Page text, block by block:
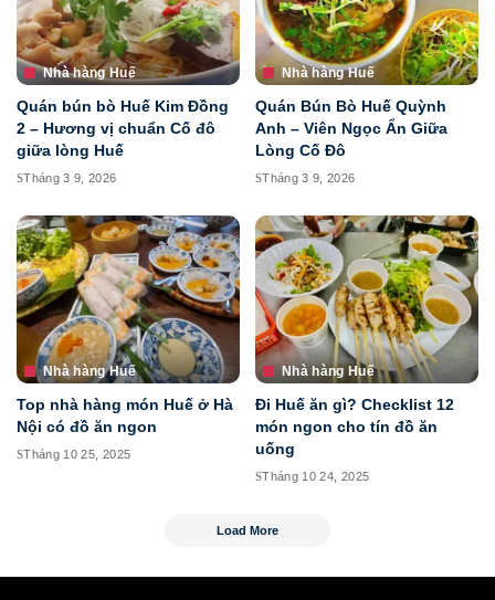
Nhà hàng Huế
Quán bún bò Huế Kim Đồng
2 – Hương vị chuẩn Cố đô
giữa lòng Huế
Tháng 3 9, 2026
Nhà hàng Huế
Quán Bún Bò Huế Quỳnh
Anh – Viên Ngọc Ẩn Giữa
Lòng Cố Đô
Tháng 3 9, 2026
Nhà hàng Huế
Top nhà hàng món Huế ở Hà
Nội có đồ ăn ngon
Tháng 10 25, 2025
Nhà hàng Huế
Đi Huế ăn gì? Checklist 12
món ngon cho tín đồ ăn
uống
Tháng 10 24, 2025
Load More